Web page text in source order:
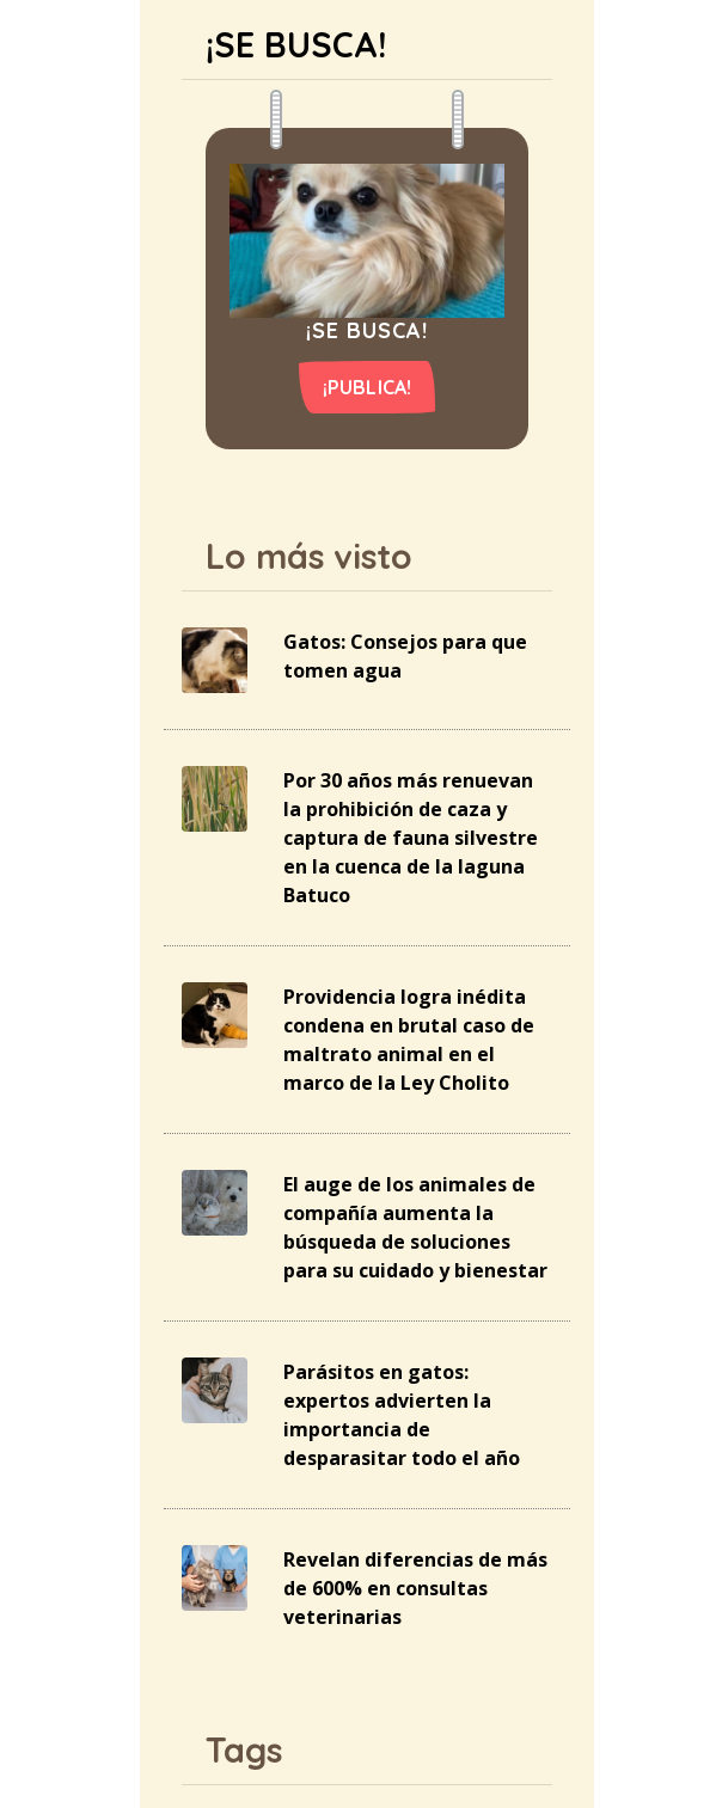
¡SE BUSCA!
¡SE BUSCA!
¡PUBLICA!
Lo más visto
Gatos: Consejos para que
tomen agua
Por 30 años más renuevan
la prohibición de caza y
captura de fauna silvestre
en la cuenca de la laguna
Batuco
Providencia logra inédita
condena en brutal caso de
maltrato animal en el
marco de la Ley Cholito
El auge de los animales de
compañía aumenta la
búsqueda de soluciones
para su cuidado y bienestar
Parásitos en gatos:
expertos advierten la
importancia de
desparasitar todo el año
Revelan diferencias de más
de 600% en consultas
veterinarias
Tags